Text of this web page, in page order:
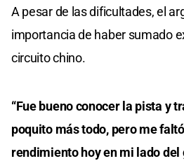
A pesar de las dificultades, el
importancia de haber sumado
circuito chino.
“Fue bueno conocer la pista y
poquito más todo, pero me
rendimiento hoy en mi lado del